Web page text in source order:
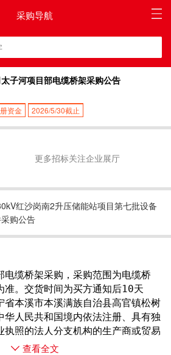
采购导航
子河项目部电缆桥架采购公告
资金 2026/5/30截止
更多招标关注企业展厅
红沙岗南2升压储能站项目第七批设备
购公告
电缆桥架采购，采购范围为电缆桥
准。交货时间为买方通知后10天
省本溪市本溪满族自治县高官镇松树
华人民共和国境内依法注册、具有独
执照的法人分支机构的生产商或贸易
查看全文